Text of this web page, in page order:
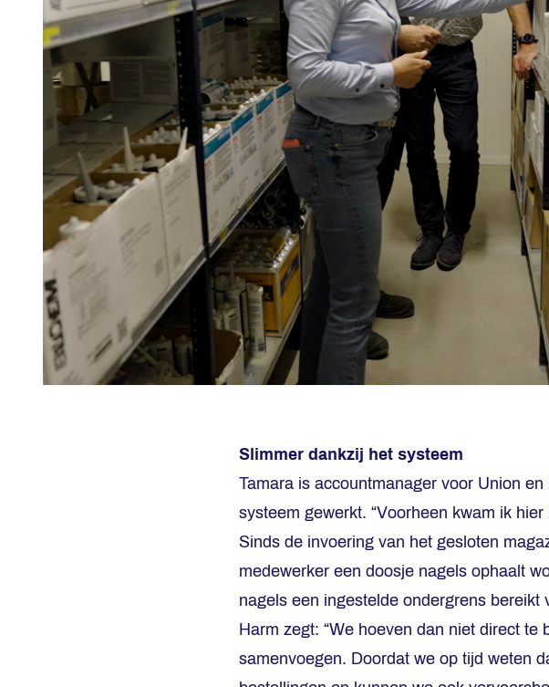
Slimmer dankzij het systeem
Tamara is accountmanager voor Union
systeem gewerkt. “Voorheen kwam ik
Sinds de invoering van het gesloten
medewerker een doosje nagels ophaalt
nagels een ingestelde ondergrens
Harm zegt: “We hoeven dan niet direct
samenvoegen. Doordat we op tijd weten